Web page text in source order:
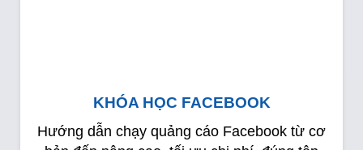
KHÓA HỌC FACEBOOK
Hướng dẫn chạy quảng cáo Facebook từ cơ